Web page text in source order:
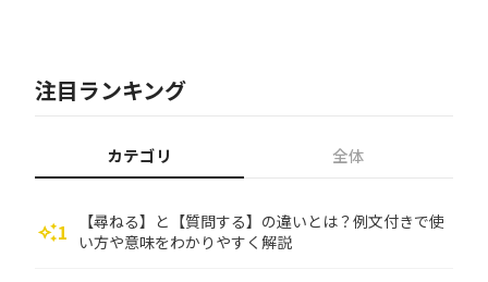
注目ランキング
カテゴリ 全体
auto_awesome1
【尋ねる】と【質問する】の違いとは？例文付きで使
い方や意味をわかりやすく解説